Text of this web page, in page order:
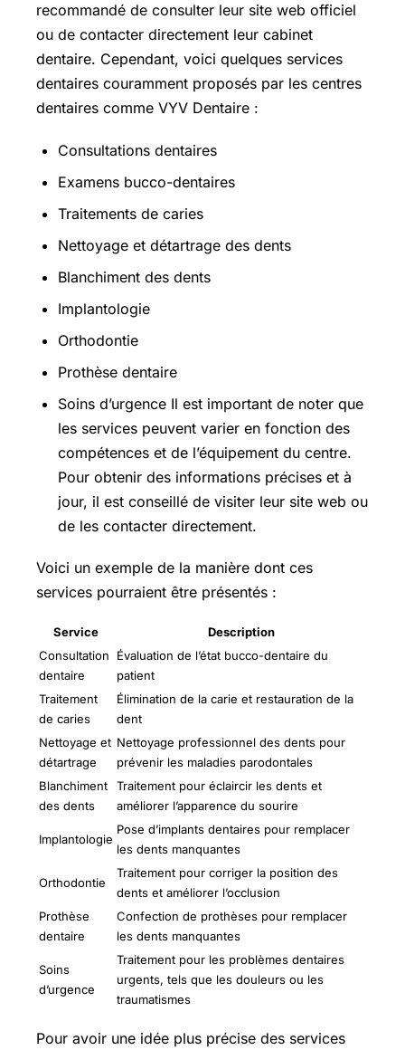
recommandé de consulter leur site web officiel
ou de contacter directement leur cabinet
dentaire. Cependant, voici quelques services
dentaires couramment proposés par les centres
dentaires comme VYV Dentaire :
Consultations dentaires
Examens bucco-dentaires
Traitements de caries
Nettoyage et détartrage des dents
Blanchiment des dents
Implantologie
Orthodontie
Prothèse dentaire
Soins d’urgence Il est important de noter que
les services peuvent varier en fonction des
compétences et de l’équipement du centre.
Pour obtenir des informations précises et à
jour, il est conseillé de visiter leur site web ou
de les contacter directement.
Voici un exemple de la manière dont ces
services pourraient être présentés :
Service
Description
Consultation
dentaire
Évaluation de l’état bucco-dentaire du
patient
Traitement
de caries
Élimination de la carie et restauration de la
dent
Nettoyage et
détartrage
Nettoyage professionnel des dents pour
prévenir les maladies parodontales
Blanchiment
des dents
Traitement pour éclaircir les dents et
améliorer l’apparence du sourire
Implantologie
Pose d’implants dentaires pour remplacer
les dents manquantes
Orthodontie
Traitement pour corriger la position des
dents et améliorer l’occlusion
Prothèse
dentaire
Confection de prothèses pour remplacer
les dents manquantes
Soins
d’urgence
Traitement pour les problèmes dentaires
urgents, tels que les douleurs ou les
traumatismes
Pour avoir une idée plus précise des services